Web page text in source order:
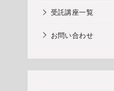
受託講座一覧
お問い合わせ